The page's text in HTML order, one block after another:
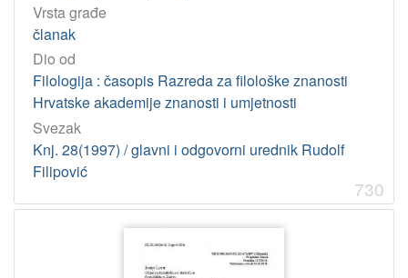
Vrsta građe
članak
Dio od
Filologija : časopis Razreda za filološke znanosti
Hrvatske akademije znanosti i umjetnosti
Svezak
Knj. 28(1997) / glavni i odgovorni urednik Rudolf
Filipović
730